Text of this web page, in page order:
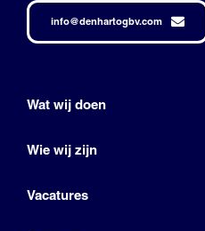
info@denhartogbv.com
Wat wij doen
Wie wij zijn
Vacatures